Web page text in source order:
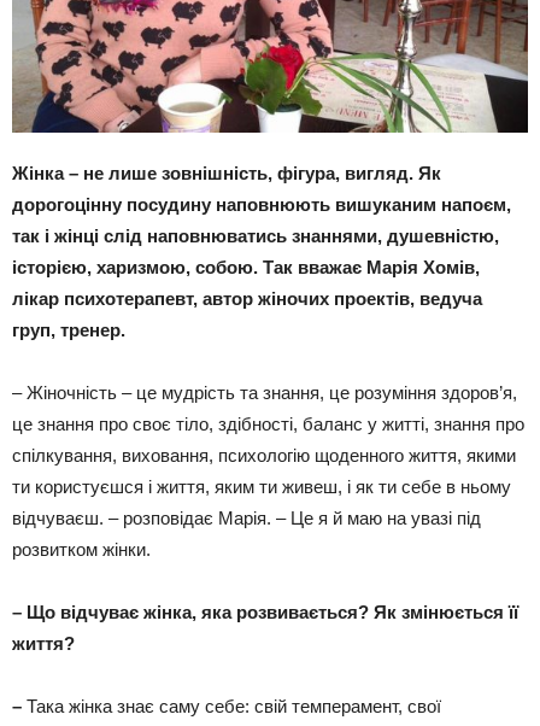
Жінка – не лише зовнішність, фігура, вигляд. Як
дорогоцінну посудину наповнюють вишуканим напоєм,
так і жінці слід наповнюватись знаннями, душевністю,
історією, харизмою, собою. Так вважає Марія Хомів,
лікар психотерапевт, автор жіночих проектів, ведуча
груп, тренер.
– Жіночність – це мудрість та знання, це розуміння здоров’я,
це знання про своє тіло, здібності, баланс у житті, знання про
спілкування, виховання, психологію щоденного життя, якими
ти користуєшся і життя, яким ти живеш, і як ти себе в ньому
відчуваєш. – розповідає Марія. – Це я й маю на увазі під
розвитком жінки.
– Що відчуває жінка, яка розвивається? Як змінюється її
життя?
– Така жінка знає саму себе: свій темперамент, свої